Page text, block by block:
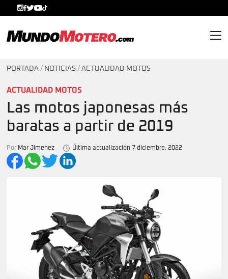
PORTADA / NOTICIAS / ACTUALIDAD MOTOS
ACTUALIDAD MOTOS
Las motos japonesas más
baratas a partir de 2019
Por Mar Jimenez Última actualización 7 diciembre, 2022